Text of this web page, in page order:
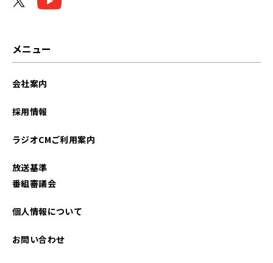
2024年08月
メニュー
会社案内
採用情報
ラジオCMご利用案内
放送基準
番組審議会
個人情報について
お問い合わせ